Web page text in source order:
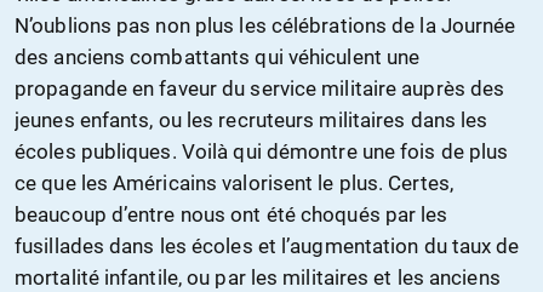
N’oublions pas non plus les célébrations de la Journée
des anciens combattants qui véhiculent une
propagande en faveur du service militaire auprès des
jeunes enfants, ou les recruteurs militaires dans les
écoles publiques. Voilà qui démontre une fois de plus
ce que les Américains valorisent le plus. Certes,
beaucoup d’entre nous ont été choqués par les
fusillades dans les écoles et l’augmentation du taux de
mortalité infantile, ou par les militaires et les anciens